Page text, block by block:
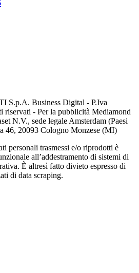
S.p.A. Business Digital - P.Iva
riservati - Per la pubblicità Mediamond
N.V., sede legale Amsterdam (Paesi
46, 20093 Cologno Monzese (MI)
personali trasmessi e/o riprodotti è
all’addestramento di sistemi di
È altresì fatto divieto espresso di
di data scraping.